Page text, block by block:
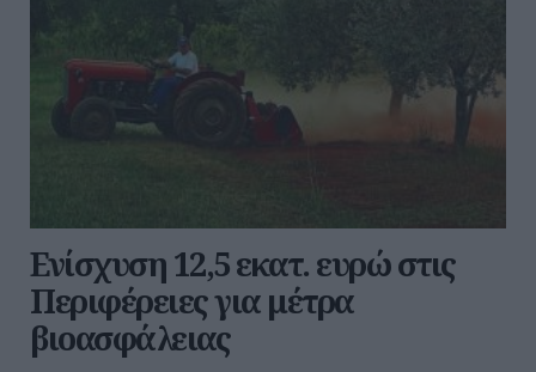
Ενίσχυση 12,5 εκατ. ευρώ στις
Περιφέρειες για μέτρα
βιοασφάλειας